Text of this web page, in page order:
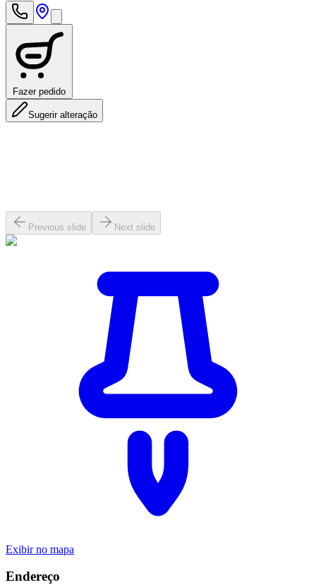
Fazer pedido
Sugerir alteração
Previous slide Next slide
Exibir no mapa
Endereço